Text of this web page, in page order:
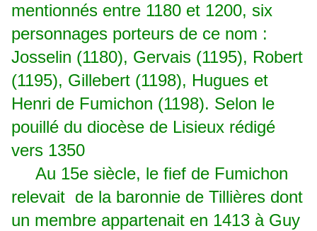
mentionnés entre 1180 et 1200, six
personnages porteurs de ce nom :
Josselin (1180), Gervais (1195), Robert
(1195), Gillebert (1198), Hugues et
Henri de Fumichon (1198). Selon le
pouillé du diocèse de Lisieux rédigé
vers 1350
Au 15e siècle, le fief de Fumichon
relevait de la baronnie de Tillières dont
un membre appartenait en 1413 à Guy